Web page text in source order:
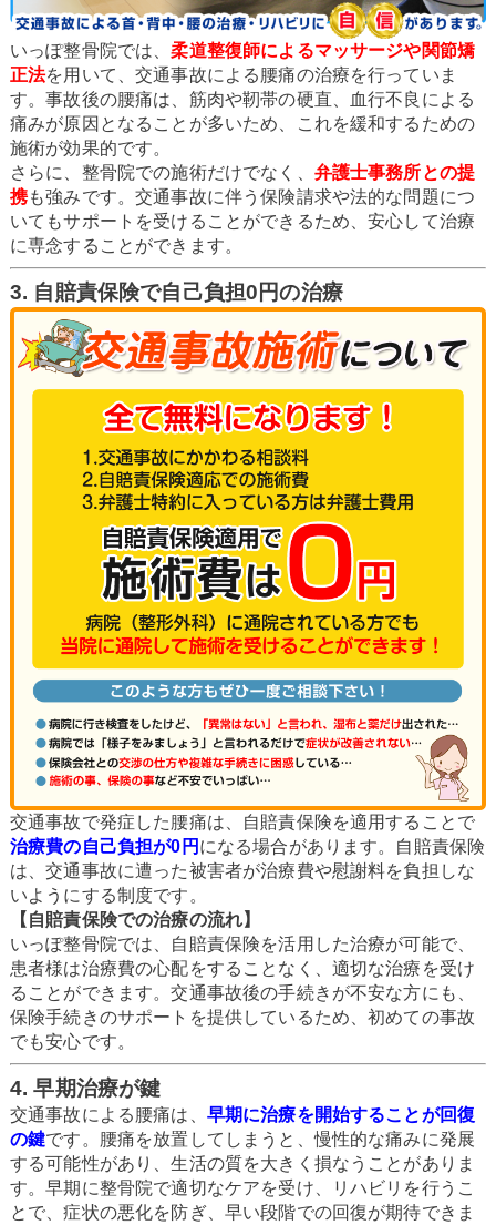
いっぽ整骨院では、柔道整復師によるマッサージや関節矯
正法を用いて、交通事故による腰痛の治療を行っていま
す。事故後の腰痛は、筋肉や靭帯の硬直、血行不良による
痛みが原因となることが多いため、これを緩和するための
施術が効果的です。
さらに、整骨院での施術だけでなく、 弁護士事務所との提
携も強みです。交通事故に伴う保険請求や法的な問題につ
いてもサポートを受けることができるため、安心して治療
に専念することができます。
3. 自賠責保険で自己負担0円の治療
交通事故で発症した腰痛は、自賠責保険を適用することで
治療費の自己負担が0円 になる場合があります。自賠責保険
は、交通事故に遭った被害者が治療費や慰謝料を負担しな
いようにする制度です。
【自賠責保険での治療の流れ】
いっぽ整骨院では、自賠責保険を活用した治療が可能で、
患者様は治療費の心配をすることなく、適切な治療を受け
ることができます。交通事故後の手続きが不安な方にも、
保険手続きのサポートを提供しているため、初めての事故
でも安心です。
4. 早期治療が鍵
交通事故による腰痛は、 早期に治療を開始することが回復
の鍵です。腰痛を放置してしまうと、慢性的な痛みに発展
する可能性があり、生活の質を大きく損なうことがありま
す。早期に整骨院で適切なケアを受け、リハビリを行うこ
とで、症状の悪化を防ぎ、早い段階での回復が期待できま